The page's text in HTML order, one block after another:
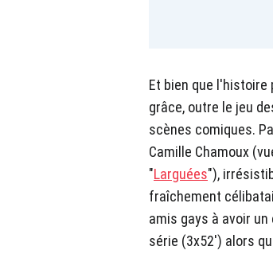
Et bien que
grâce, outre le jeu
scènes comiques.
Camille Chamoux
"Larguées"),
fraîchement
amis gays à avoir
série (3x52') alors